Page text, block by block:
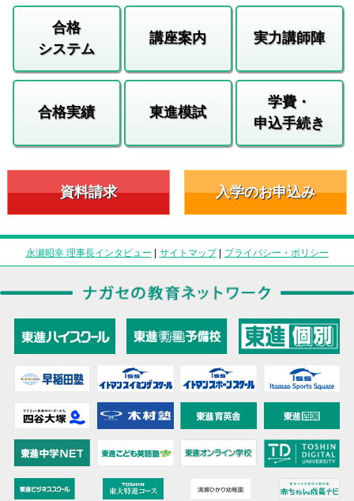
合格
システム
講座案内 実力講師陣
合格実績 東進模試
学費・
申込手続き
資料請求 入学のお申込み
永瀬昭幸 理事長インタビュー | サイトマップ| プライバシー・ポリシー